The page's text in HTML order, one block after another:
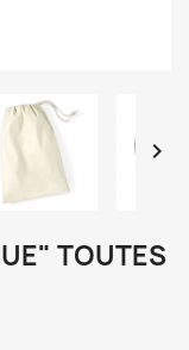

TOUTES